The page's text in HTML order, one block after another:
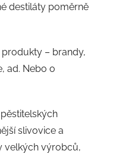
destiláty poměrně
– brandy,
ad. Nebo o
slivovice a
velkých výrobců,